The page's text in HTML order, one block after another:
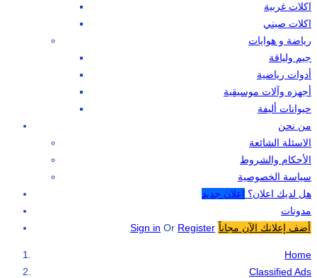
اكلات غربية
اكلات صيني
رياضة و هوايات
جيم ولياقة
أدوات رياضية
أجهزه وآلات موسيقية
حيوانات أليفة
من نحن
الاسئلة الشائعة
الأحكام والشروط
سياسة الخصوصية
هل لديك اعلان؟ اعلان جديد
مدونات
Sign in Or Register أضف إعلانك الآن مجاناً
Home
Classified Ads